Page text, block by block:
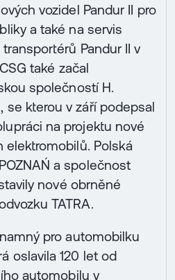
vozidel Pandur II pro
a také na servis
Pandur II v
také začal
společností H.
se kterou v září podepsal
na projektu nové
elektromobilů. Polská
a společnost
nové obrněné
TATRA.
pro automobilku
oslavila 120 let od
automobilu v